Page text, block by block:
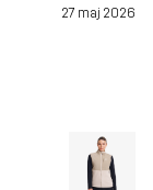
27 maj 2026